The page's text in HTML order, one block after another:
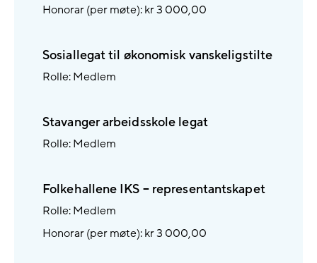
Honorar (per møte): kr 3 000,00
Sosiallegat til økonomisk vanskeligstilte
Rolle: Medlem
Stavanger arbeidsskole legat
Rolle: Medlem
Folkehallene IKS – representantskapet
Rolle: Medlem
Honorar (per møte): kr 3 000,00